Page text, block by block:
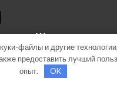
Шаевича,
история успеха и
файлы и другие
предоставить лучший
опыт.
OK